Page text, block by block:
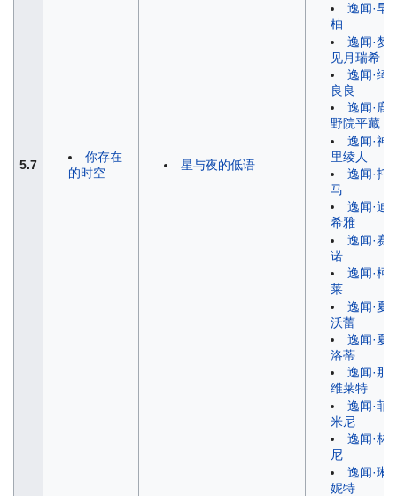
5.7
你存在
的时空
星与夜的低语
逸闻·早
柚
逸闻·梦
见月瑞希
逸闻·绮
良良
逸闻·鹿
野院平藏
逸闻·神
里绫人
逸闻·托
马
逸闻·迪
希雅
逸闻·赛
诺
逸闻·柯
莱
逸闻·夏
沃蕾
逸闻·夏
洛蒂
逸闻·那
维莱特
逸闻·菲
米尼
逸闻·林
尼
逸闻·琳
妮特